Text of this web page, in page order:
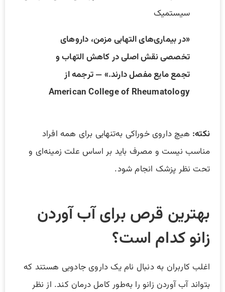
سیستمیک
«در بیماری‌های التهابی مزمن، داروهای
تخصصی نقش اصلی در کاهش التهاب و
تجمع مایع مفصل دارند.» — ترجمه از
American College of Rheumatology
نکته: هیچ داروی خوراکی به‌تنهایی برای همه افراد
مناسب نیست و مصرف باید بر اساس علت زمینه‌ای و
تحت نظر پزشک انجام شود.
بهترین قرص برای آب آوردن
زانو کدام است؟
اغلب کاربران به دنبال نام یک داروی جادویی هستند که
بتواند آب آوردن زانو را به‌طور کامل درمان کند. از نظر